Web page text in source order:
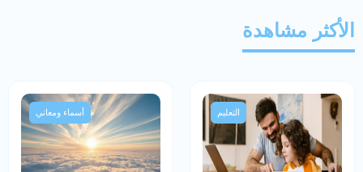
الأكثر مشاهدة
التعليم أسماء ومعاني